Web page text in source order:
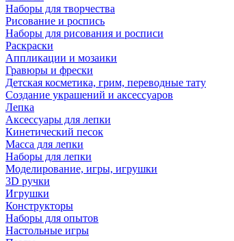
Наборы для творчества
Рисование и роспись
Наборы для рисования и росписи
Раскраски
Аппликации и мозаики
Гравюры и фрески
Детская косметика, грим, переводные тату
Создание украшений и аксессуаров
Лепка
Аксессуары для лепки
Кинетический песок
Масса для лепки
Наборы для лепки
Моделирование, игры, игрушки
3D ручки
Игрушки
Конструкторы
Наборы для опытов
Настольные игры